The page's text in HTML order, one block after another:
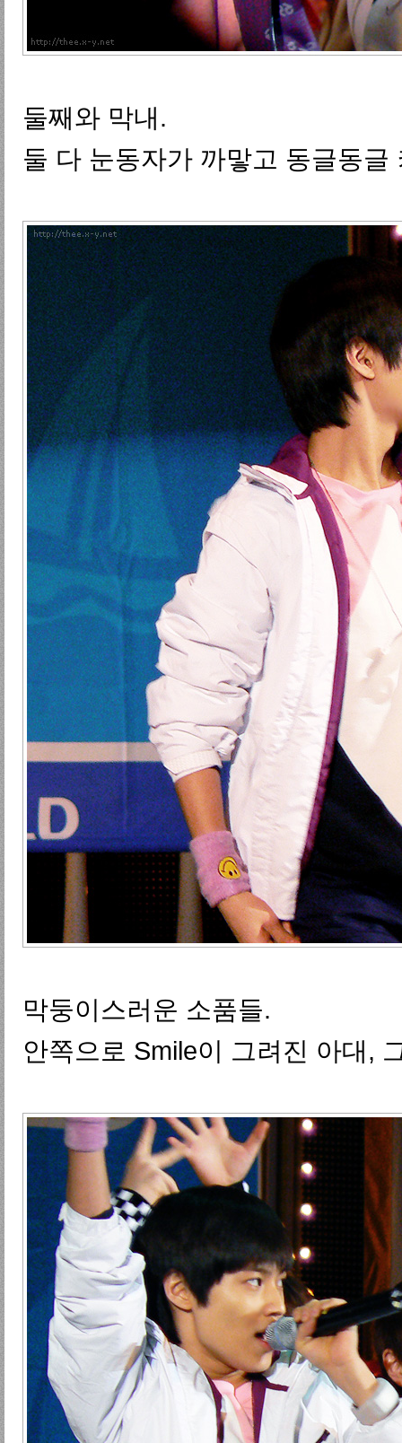
둘째와 막내.
둘 다 눈동자가 까맣고 동글동글
막둥이스러운 소품들.
안쪽으로 Smile이 그려진 아대,